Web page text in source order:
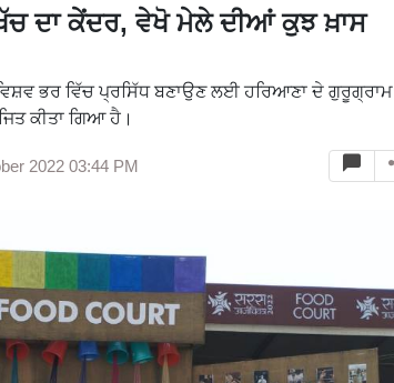
ਦਾ ਕੇਂਦਰ, ਵੇਖੋ ਮੇਲੇ ਦੀਆਂ ਕੁਝ ਖ਼ਾਸ
ਭਰ ਵਿੱਚ ਪ੍ਰਸਿੱਧ ਬਣਾਉਣ ਲਈ ਹਰਿਆਣਾ ਦੇ ਗੁਰੂਗ੍ਰਾਮ
ਕੀਤਾ ਗਿਆ ਹੈ।
2022 03:44 PM